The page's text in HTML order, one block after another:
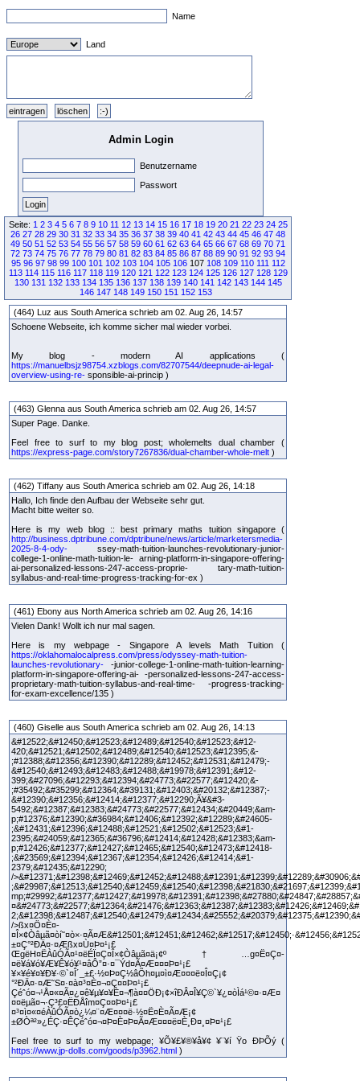
Name
Land
Admin Login
Benutzername
Passwort
Seite: 1 2 3 4 5 6 7 8 9 10 11 12 13 14 15 16 17 18 19 20 21 22 23 24 25
26 27 28 29 30 31 32 33 34 35 36 37 38 39 40 41 42 43 44 45 46 47 48
49 50 51 52 53 54 55 56 57 58 59 60 61 62 63 64 65 66 67 68 69 70 71
72 73 74 75 76 77 78 79 80 81 82 83 84 85 86 87 88 89 90 91 92 93 94
95 96 97 98 99 100 101 102 103 104 105 106107 108 109 110 111 112
113 114 115 116 117 118 119 120 121 122 123 124 125 126 127 128 129
130 131 132 133 134 135 136 137 138 139 140 141 142 143 144 145
146 147 148 149 150 151 152 153
(464) Luz aus South America schrieb am 02. Aug 26, 14:57
Schoene Webseite, ich komme sicher mal wieder vorbei.
My blog - modern AI applications (
https://manuelbsjz98754.xzblogs.com/82707544/deepnude-ai-legal-
overview-using-re- sponsible-ai-princip )
(463) Glenna aus South America schrieb am 02. Aug 26, 14:57
Super Page. Danke.
Feel free to surf to my blog post; wholemelts dual chamber (
https://express-page.com/story7267836/dual-chamber-whole-melt )
(462) Tiffany aus South America schrieb am 02. Aug 26, 14:18
Hallo, Ich finde den Aufbau der Webseite sehr gut.
Macht bitte weiter so.
Here is my web blog :: best primary maths tuition singapore (
http://business.dptribune.com/dptribune/news/article/marketersmedia-
2025-8-4-ody- ssey-math-tuition-launches-revolutionary-junior-
college-1-online-math-tuition-le- arning-platform-in-singapore-offering-
ai-personalized-lessons-247-access-proprie- tary-math-tuition-
syllabus-and-real-time-progress-tracking-for-ex )
(461) Ebony aus North America schrieb am 02. Aug 26, 14:16
Vielen Dank! Wollt ich nur mal sagen.
Here is my webpage - Singapore A levels Math Tuition (
https://oklahomalocalpress.com/press/odyssey-math-tuition-
launches-revolutionary- -junior-college-1-online-math-tuition-learning-
platform-in-singapore-offering-ai- -personalized-lessons-247-access-
proprietary-math-tuition-syllabus-and-real-time- -progress-tracking-
for-exam-excellence/135 )
(460) Giselle aus South America schrieb am 02. Aug 26, 14:13
&#12522;&#12450;&#12523;&#12489;&#12540;&#12523;&#12-
420;&#12521;&#12502;&#12489;&#12540;&#12523;&#12395;&-
;#12388;&#12356;&#12390;&#12289;&#12452;&#12531;&#12479;-
&#12540;&#12493;&#12483;&#12488;&#19978;&#12391;&#12-
399;&#27096;&#12293;&#12394;&#24773;&#22577;&#12420;&-
;#35492;&#35299;&#12364;&#39131;&#12403;&#20132;&#12387;-
&#12390;&#12356;&#12414;&#12377;&#12290;Ã¥&#3-
5492;&#12387;&#12383;&#24773;&#22577;&#12434;&#20449;&am-
p;#12376;&#12390;&#36984;&#12406;&#12392;&#12289;&#24605-
;&#12431;&#12396;&#12488;&#12521;&#12502;&#12523;&#1-
2395;&#24059;&#12365;&#36796;&#12414;&#12428;&#12383;&am-
p;#12426;&#12377;&#12427;&#12465;&#12540;&#12473;&#12418-
;&#23569;&#12394;&#12367;&#12354;&#12426;&#12414;&#1-
2379;&#12435;&#12290;
/
/>ßx¤Ö¤È¤­
±¤Ç°²ÐÄ¤·¤Æßx¤Ù¤Þ¤¹¡£
ŒgëH¤ËÀûÓÃ¤¹¤ëÉÏ¤Ç¤Î×¢Òâµã¤ä¡¢º†…g¤Ë¤Ç¤­
¤ë¥á¥ó¥Æ¥Ê¥ó¥¹¤âÔ”¤·¤¯Ýd¤Ã¤Æ¤¤¤Þ¤¹¡£
¥×¥é¥¤¥Ð¥·©`¤Î´_±£·½¤Þ¤Ç½âÕh¤µ¤ì¤Æ¤¤¤ë¤Î¤Ç¡¢
°²ÐÄ¤·¤Æ˜S¤·¤à¤³¤È¤¬¤Ç¤­¤Þ¤¹¡£
Çéˆó¤¬¹Å¤«¤Ã¤¿¤ê¥µ¥¤¥È¤¬¶à¤¤ÖÐ¡¢×îÐÂ¤Î¥Ç©`¥¿¤òÌá¹©¤·¤Æ¤
¤¤ëµã¤¬·Ç³£¤ËÐÅîm¤Ç¤­¤Þ¤¹¡£
¤³¤ì¤«¤éÀûÓÃ¤ò¿¼¤¨¤Æ¤¤¤ë·½¤Ë¤È¤Ã¤Æ¡¢
±ØÒª²»¿ÉÇ·¤ÊÇéˆó¤¬¤Þ¤È¤Þ¤Ã¤Æ¤¤¤ë¤È¸Ð¤¸¤Þ¤¹¡£
Feel free to surf to my webpage; ¥Õ¥£¥®¥å¥¢ ¥¨¥í Ÿo ÐÞÕý (
https://www.jp-dolls.com/goods/p3962.html )